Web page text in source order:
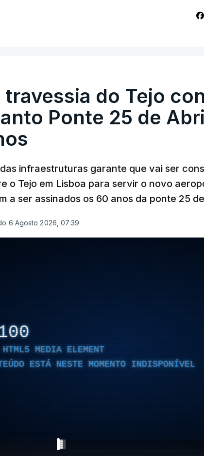
travessia do Tejo
Ponte 25 de
infraestruturas garante que vai ser
o Tejo em Lisboa para servir o novo
a ser assinados os 60 anos da ponte 25
6 Agosto 2026, 07:39
HTML5 MEDIA ELEMENT
ESTÁ NESTE MOMENTO INDISPONÍVEL